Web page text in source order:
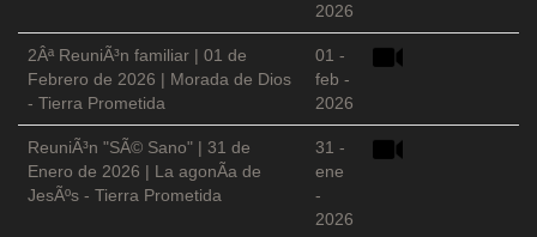
2026
2Âª ReuniÃ³n familiar | 01 de
Febrero de 2026 | Morada de Dios
- Tierra Prometida
01 -
feb -
2026
ReuniÃ³n "SÃ© Sano" | 31 de
Enero de 2026 | La agonÃ­a de
JesÃºs - Tierra Prometida
31 -
ene
-
2026